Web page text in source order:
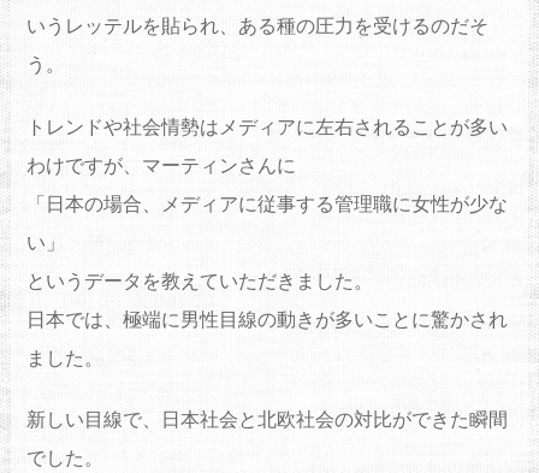
いうレッテルを貼られ、ある種の圧力を受けるのだそ
う。
トレンドや社会情勢はメディアに左右されることが多い
わけですが、マーティンさんに
「日本の場合、メディアに従事する管理職に女性が少な
い」
というデータを教えていただきました。
日本では、極端に男性目線の動きが多いことに驚かされ
ました。
新しい目線で、日本社会と北欧社会の対比ができた瞬間
でした。